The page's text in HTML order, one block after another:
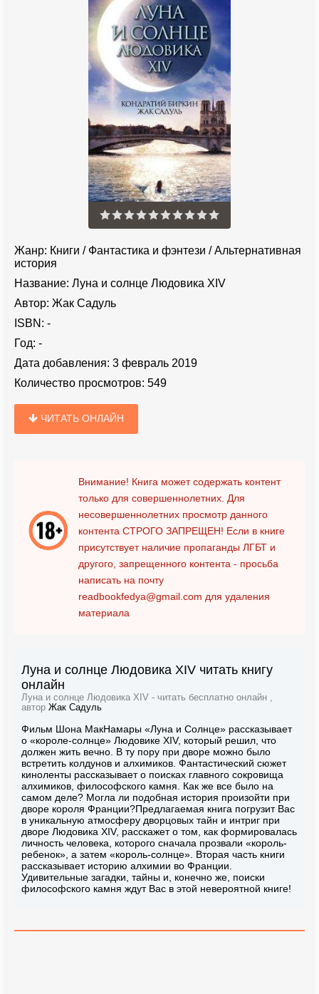
Жанр: Книги / Фантастика и фэнтези /Альтернативная
история
Название: Луна и солнце Людовика XIV
Автор: Жак Садуль
ISBN: -
Год: -
Дата добавления: 3 февраль 2019
Количество просмотров: 549
ЧИТАТЬ ОНЛАЙН
Внимание! Книга может содержать контент
только для совершеннолетних. Для
несовершеннолетних просмотр данного
контента СТРОГО ЗАПРЕЩЕН! Если в книге
присутствует наличие пропаганды ЛГБТ и
другого, запрещенного контента - просьба
написать на почту
readbookfedya@gmail.com для удаления
материала
Луна и солнце Людовика XIV читать книгу
онлайн
Луна и солнце Людовика XIV - читать бесплатно онлайн ,
автор Жак Садуль
Фильм Шона МакНамары «Луна и Солнце» рассказывает
о «короле-солнце» Людовике XIV, который решил, что
должен жить вечно. В ту пору при дворе можно было
встретить колдунов и алхимиков. Фантастический сюжет
киноленты рассказывает о поисках главного сокровища
алхимиков, философского камня. Как же все было на
самом деле? Могла ли подобная история произойти при
дворе короля Франции?Предлагаемая книга погрузит Вас
в уникальную атмосферу дворцовых тайн и интриг при
дворе Людовика XIV, расскажет о том, как формировалась
личность человека, которого сначала прозвали «король-
ребенок», а затем «король-солнце». Вторая часть книги
рассказывает историю алхимии во Франции.
Удивительные загадки, тайны и, конечно же, поиски
философского камня ждут Вас в этой невероятной книге!